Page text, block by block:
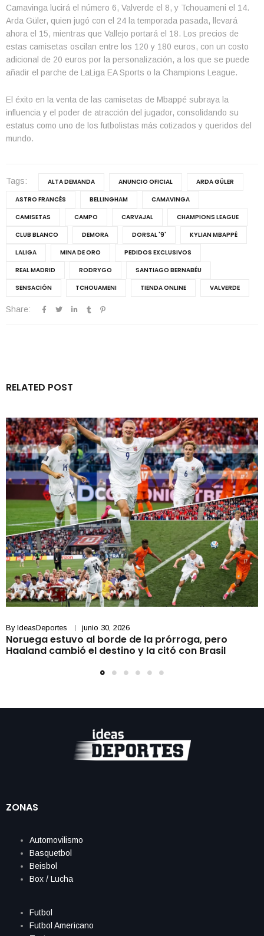
Camavinga lucirá el número 6, Valverde el 8, y Tchouameni el 14.
Arda Güler, quien jugó con el 24 la temporada pasada, llevará
ahora el 15, mientras que Vallejo portará el 18. Los precios de
estas camisetas oscilan entre los 120 y 180 euros, con un costo
adicional de 20 euros por la personalización, a los que se puede
añadir el parche de LaLiga EA Sports o la Champions League.
El éxito en la venta de las camisetas de Mbappé subraya la
influencia y el poder de atracción del jugador, consolidando su
estatus como uno de los futbolistas más cotizados y queridos del
mundo.
Tags: ALTA DEMANDA ANUNCIO OFICIAL
ARDA GÜLER
ASTRO FRANCÉS
BELLINGHAM
CAMAVINGA
CAMISETAS
CAMPO CARVAJAL
CHAMPIONS LEAGUE
CLUB BLANCO
DEMORA DORSAL '9'
KYLIAN MBAPPÉ
LALIGA
MINA DE ORO
PEDIDOS EXCLUSIVOS
REAL MADRID
RODRYGO
SANTIAGO BERNABÉU
SENSACIÓN
TCHOUAMENI TIENDA ONLINE VALVERDE
Share:
RELATED POST
By IdeasDeportes junio 30, 2026
Noruega estuvo al borde de la prórroga, pero
Haaland cambió el destino y la citó con Brasil
ZONAS
Automovilismo
Basquetbol
Beisbol
Box / Lucha
Futbol
Futbol Americano